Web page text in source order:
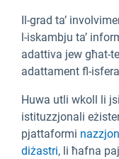
Il-grad ta’
l-iskambju ta’
adattiva jew għat-
adattament fl-
Huwa utli wkoll li
istituzzjonali
pjattaformi
diżastri, li ħafna